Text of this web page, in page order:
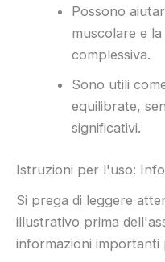
Possono
muscolare e
complessiva.
Sono utili
equilibrate,
significativi.
Istruzioni per l'uso:
Si prega di leggere
illustrativo prima
informazioni importanti